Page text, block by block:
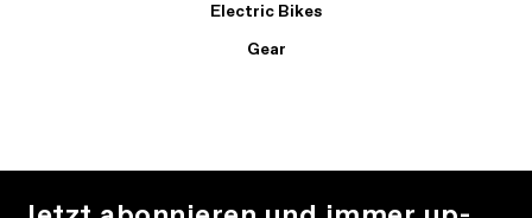
Electric Bikes
Gear